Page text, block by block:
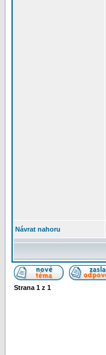
Návrat nahoru
Strana 1 z 1